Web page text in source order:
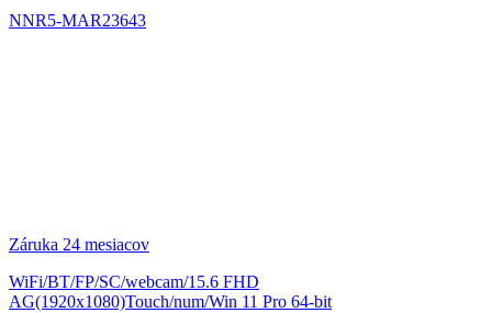
NNR5-MAR23643
Záruka 24 mesiacov
WiFi/BT/FP/SC/webcam/15.6 FHD
AG(1920x1080)Touch/num/Win 11 Pro 64-bit